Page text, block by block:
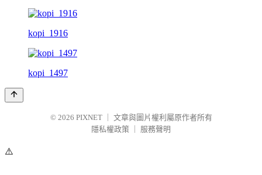
kopi_1916
kopi_1497
© 2026 PIXNET
文章與圖片權利屬原作者所有
隱私權政策
服務聲明
⚠️